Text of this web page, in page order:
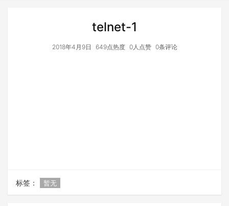
telnet-1
2018年4月9日 649点热度 0人点赞 0条评论
标签： 暂无